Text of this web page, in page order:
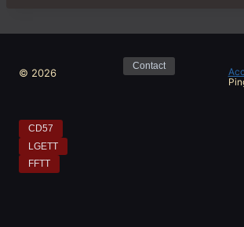
© 2026
Contact
CD57
LGETT
FFTT